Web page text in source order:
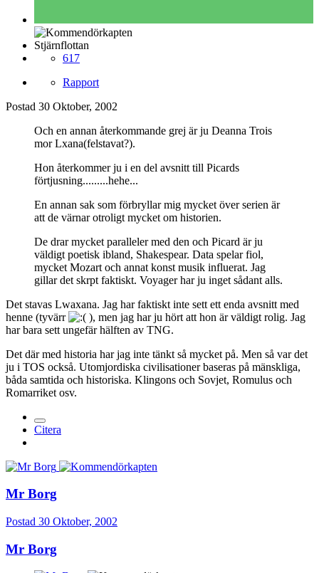
Stjärnflottan
617
Rapport
Postad 30 Oktober, 2002
Och en annan återkommande grej är ju Deanna Trois
mor Lxana(felstavat?).
Hon återkommer ju i en del avsnitt till Picards
förtjusning.........hehe...
En annan sak som förbryllar mig mycket över serien är
att de värnar otroligt mycket om historien.
De drar mycket paralleler med den och Picard är ju
väldigt poetisk ibland, Shakespear. Data spelar fiol,
mycket Mozart och annat konst musik influerat. Jag
gillar det skrpt faktiskt. Voyager har ju inget sådant alls.
Det stavas Lwaxana. Jag har faktiskt inte sett ett enda avsnitt med
henne (tyvärr
), men jag har ju hört att hon är väldigt rolig. Jag
har bara sett ungefär hälften av TNG.
Det där med historia har jag inte tänkt så mycket på. Men så var det
ju i TOS också. Utomjordiska civilisationer baseras på mänskliga,
båda samtida och historiska. Klingons och Sovjet, Romulus och
Romarriket osv.
Citera
Mr Borg
Postad 30 Oktober, 2002
Mr Borg